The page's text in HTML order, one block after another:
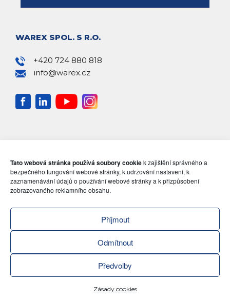
Tato webová stránka používá soubory cookiek zajištění správného a
bezpečného fungování webové stránky, k udržování nastavení, k
zaznamenávání údajů o používání webové stránky a k přizpůsobení
zobrazovaného reklamního obsahu.
Příjmout
Odmítnout
Předvolby
Zásady cookies
WAREX SPOL. S R.O.
+420 724 880 818
info@warex.cz
ZENI